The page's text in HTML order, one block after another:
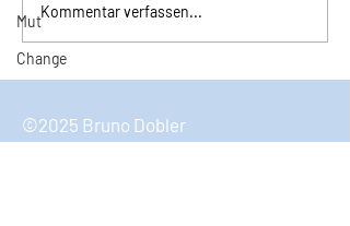
Mut
Change
Inspiration zur Woche
11/2024
Kommentar verfassen...
©2025 Bruno Dobler